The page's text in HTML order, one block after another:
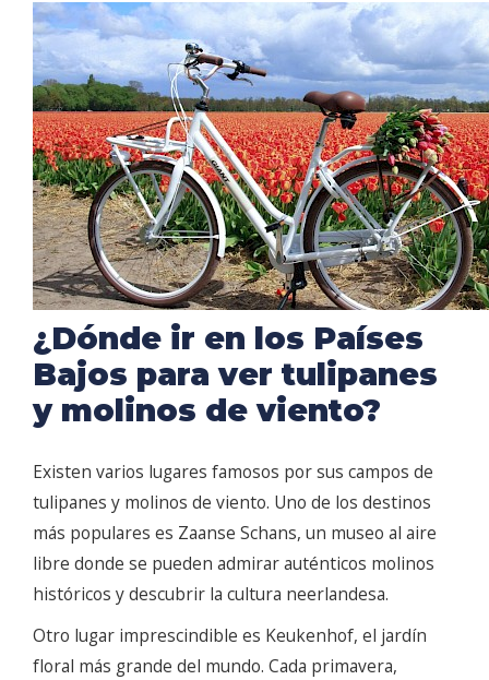
¿Dónde ir en los Países
Bajos para ver tulipanes
y molinos de viento?
Existen varios lugares famosos por sus campos de
tulipanes y molinos de viento. Uno de los destinos
más populares es Zaanse Schans, un museo al aire
libre donde se pueden admirar auténticos molinos
históricos y descubrir la cultura neerlandesa.
Otro lugar imprescindible es Keukenhof, el jardín
floral más grande del mundo. Cada primavera,